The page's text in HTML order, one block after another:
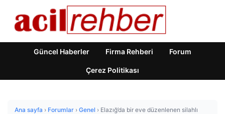
Güncel Haberler Firma Rehberi Forum
Çerez Politikası
Ana sayfa › Forumlar › Genel › Elazığ’da bir eve düzenlenen silahlı